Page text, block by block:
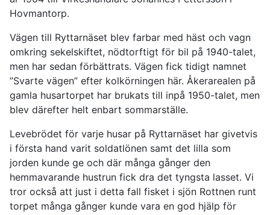
Hovmantorp.
Vägen till Ryttarnäset blev farbar med häst och vagn
omkring sekelskiftet, nödtorftigt för bil på 1940-talet,
men har sedan förbättrats. Vägen fick tidigt namnet
”Svarte vägen” efter kolkörningen här. Åkerarealen på
gamla husartorpet har brukats till inpå 1950-talet, men
blev därefter helt enbart sommarställe.
Levebrödet för varje husar på Ryttarnäset har givetvis
i första hand varit soldatlönen samt det lilla som
jorden kunde ge och där många gånger den
hemmavarande hustrun fick dra det tyngsta lasset. Vi
tror också att just i detta fall fisket i sjön Rottnen runt
torpet många gånger kunde vara en god hjälp för